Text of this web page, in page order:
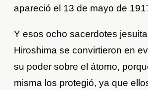
apareció el 13 de mayo de
Y esos ocho sacerdotes
Hiroshima se convirtieron en
su poder sobre el átomo,
misma los protegió, ya que